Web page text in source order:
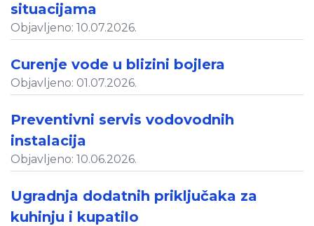
situacijama
Objavljeno: 10.07.2026.
Curenje vode u blizini bojlera
Objavljeno: 01.07.2026.
Preventivni servis vodovodnih
instalacija
Objavljeno: 10.06.2026.
Ugradnja dodatnih priključaka za
kuhinju i kupatilo